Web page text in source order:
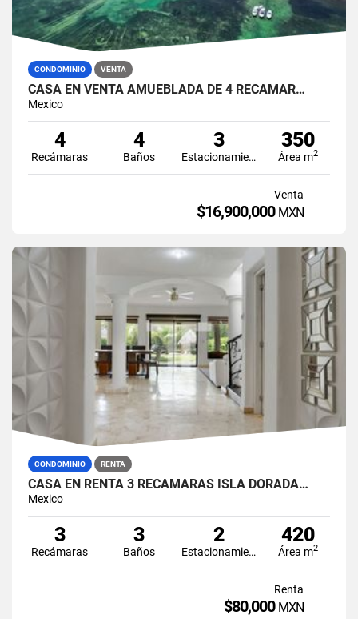
CONDOMINIO VENTA
CASA EN VENTA AMUEBLADA DE 4 RECÁMAR…
Mexico
4
Recámaras
4
Baños
3
Estacionamiento
350
Área m2
Venta
$16,900,000 MXN
CONDOMINIO RENTA
CASA EN RENTA 3 RECÁMARAS ISLA DORADA…
Mexico
3
Recámaras
3
Baños
2
Estacionamiento
420
Área m2
Renta
$80,000 MXN